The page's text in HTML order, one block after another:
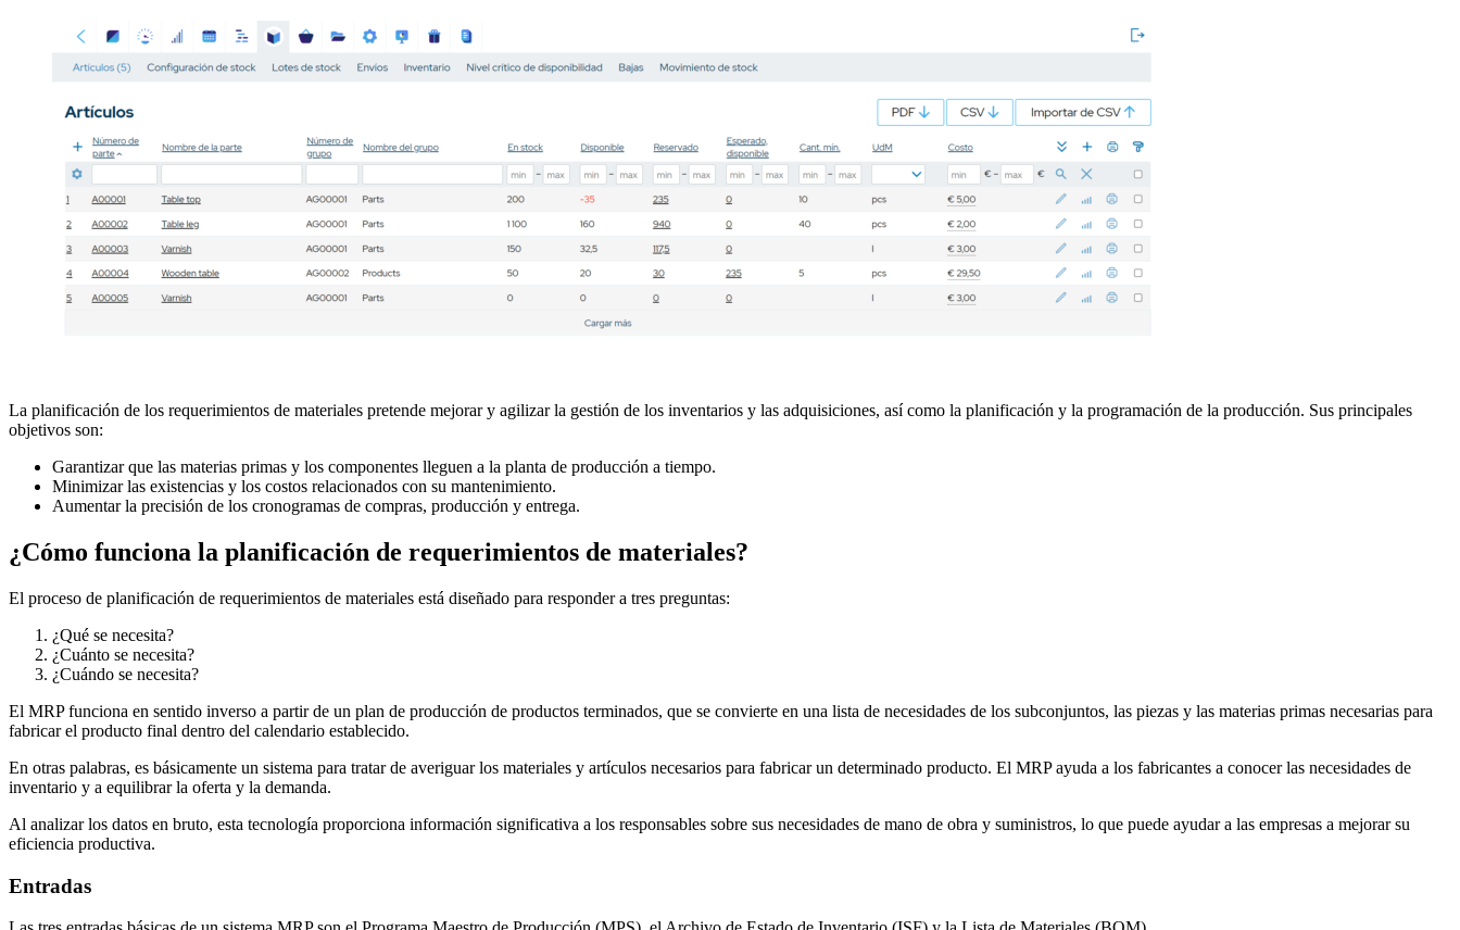
La planificación de los requerimientos de materiales pretende mejorar y agilizar la gestión de los inventarios y las adquisiciones, así como la planificación y la programación de la producción. Sus principales
objetivos son:
Garantizar que las materias primas y los componentes lleguen a la planta de producción a tiempo.
Minimizar las existencias y los costos relacionados con su mantenimiento.
Aumentar la precisión de los cronogramas de compras, producción y entrega.
¿Cómo funciona la planificación de requerimientos de materiales?
El proceso de planificación de requerimientos de materiales está diseñado para responder a tres preguntas:
¿Qué se necesita?
¿Cuánto se necesita?
¿Cuándo se necesita?
El MRP funciona en sentido inverso a partir de un plan de producción de productos terminados, que se convierte en una lista de necesidades de los subconjuntos, las piezas y las materias primas necesarias para
fabricar el producto final dentro del calendario establecido.
En otras palabras, es básicamente un sistema para tratar de averiguar los materiales y artículos necesarios para fabricar un determinado producto. El MRP ayuda a los fabricantes a conocer las necesidades de
inventario y a equilibrar la oferta y la demanda.
Al analizar los datos en bruto, esta tecnología proporciona información significativa a los responsables sobre sus necesidades de mano de obra y suministros, lo que puede ayudar a las empresas a mejorar su
eficiencia productiva.
Entradas